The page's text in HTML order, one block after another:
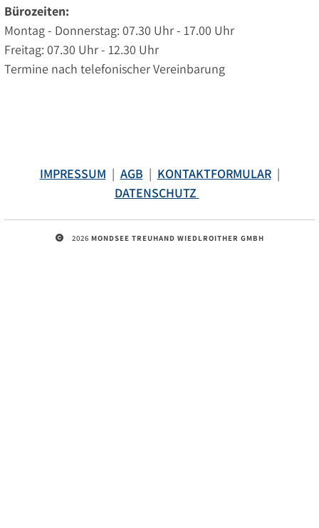
Bürozeiten:
Montag - Donnerstag: 07.30 Uhr - 17.00 Uhr
Freitag: 07.30 Uhr - 12.30 Uhr
Termine nach telefonischer Vereinbarung
IMPRESSUM | AGB | KONTAKTFORMULAR|
DATENSCHUTZ
2026 MONDSEE TREUHAND WIEDLROITHER GMBH